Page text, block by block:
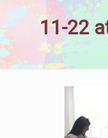
11-22